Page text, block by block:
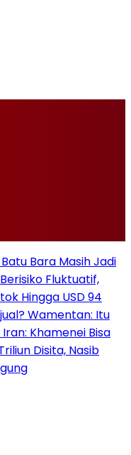
Bara Masih Jadi
Fluktuatif,
Hingga USD 94
Wamentan: Itu
Khamenei Bisa
Disita, Nasib